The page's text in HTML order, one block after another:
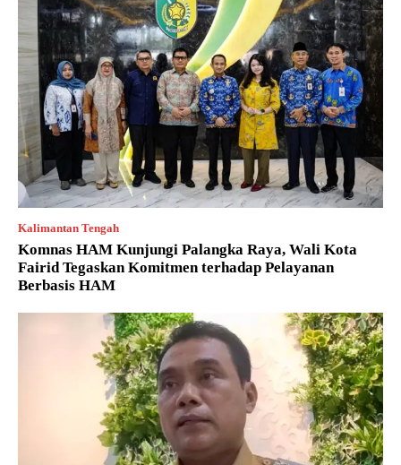
Kalimantan Tengah
Komnas HAM Kunjungi Palangka Raya, Wali Kota
Fairid Tegaskan Komitmen terhadap Pelayanan
Berbasis HAM